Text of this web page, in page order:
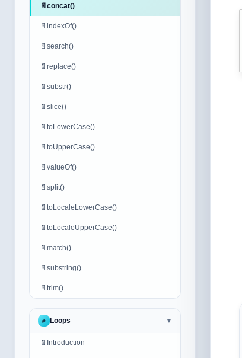
📄 concat()
📄 indexOf()
📄 search()
📄 replace()
📄 substr()
📄 slice()
📄 toLowerCase()
📄 toUpperCase()
📄 valueOf()
📄 split()
📄 toLocaleLowerCase()
📄 toLocaleUpperCase()
📄 match()
📄 substring()
📄 trim()
# Loops ▼
📄 Introduction